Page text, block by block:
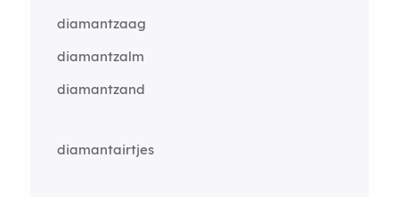
diamantzaag
diamantzalm
diamantzand
diamantairtjes